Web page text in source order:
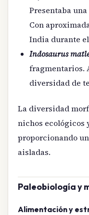
Presentaba
Con
India durante
Indosaurus
fragmentarios.
diversidad de
La diversidad
nichos ecológicos
proporcionando
aisladas.
Paleobiología y
Alimentación y